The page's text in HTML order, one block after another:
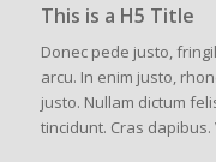
This is a H5 Title
Donec pede justo,
arcu. In enim justo,
justo. Nullam dictum
tincidunt. Cras